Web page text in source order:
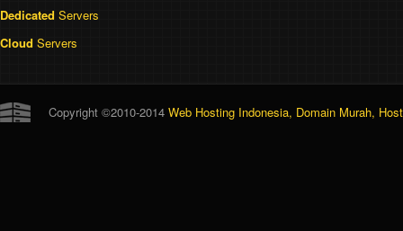
Dedicated Servers
Cloud Servers
Copyright ©2010-2014 Web Hosting Indonesia, Domain Murah,